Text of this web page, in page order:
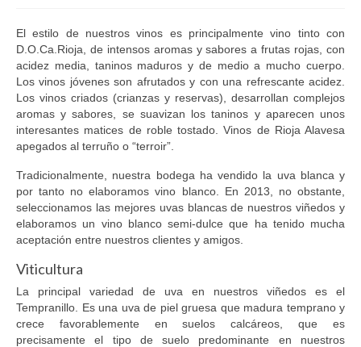
Comprar
Galeria
Contactar
El estilo de nuestros vinos es principalmente vino tinto con
D.O.Ca.Rioja, de intensos aromas y sabores a frutas rojas, con
acidez media, taninos maduros y de medio a mucho cuerpo.
Los vinos jóvenes son afrutados y con una refrescante acidez.
Los vinos criados (crianzas y reservas), desarrollan complejos
aromas y sabores, se suavizan los taninos y aparecen unos
interesantes matices de roble tostado. Vinos de Rioja Alavesa
apegados al terruño o “terroir”.
Tradicionalmente, nuestra bodega ha vendido la uva blanca y
por tanto no elaboramos vino blanco. En 2013, no obstante,
seleccionamos las mejores uvas blancas de nuestros viñedos y
elaboramos un vino blanco semi-dulce que ha tenido mucha
aceptación entre nuestros clientes y amigos.
Viticultura
La principal variedad de uva en nuestros viñedos es el
Tempranillo. Es una uva de piel gruesa que madura temprano y
crece favorablemente en suelos calcáreos, que es
precisamente el tipo de suelo predominante en nuestros